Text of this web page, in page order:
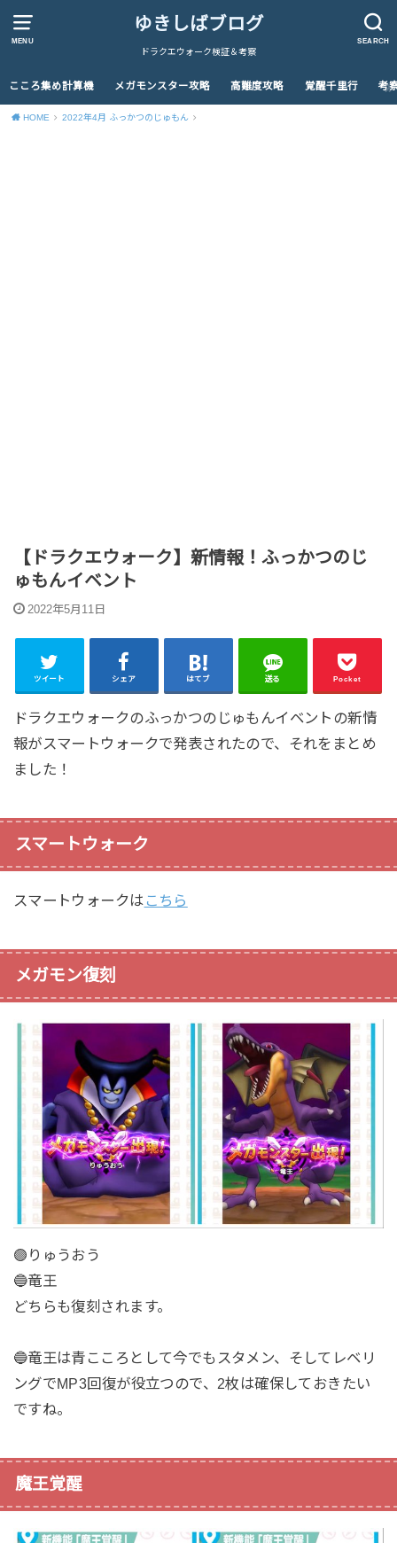
MENU SEARCH
ゆきしばブログ
ドラクエウォーク検証＆考察
こころ集め計算機 メガモンスター攻略 高難度攻略 覚醒千里行 考
HOME 2022年4月 ふっかつのじゅもん
【ドラクエウォーク】新情報！ふっかつのじ
ゅもんイベント
2022年5月11日
ツイート シェア はてブ 送る Pocket
ドラクエウォークのふっかつのじゅもんイベントの新情
報がスマートウォークで発表されたので、それをまとめ
ました！
スマートウォーク
スマートウォークは こちら
メガモン復刻
🟣りゅうおう
🔵竜王
どちらも復刻されます。
🔵竜王は青こころとして今でもスタメン、そしてレベリ
ングでMP3回復が役立つので、2枚は確保しておきたい
ですね。
魔王覚醒